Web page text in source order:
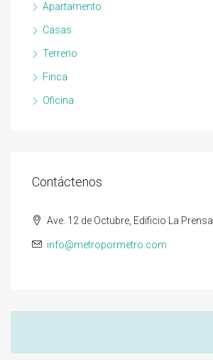
Apartamento
Casas
Terreno
Finca
Oficina
Contáctenos
Ave. 12 de Octubre, Edificio La Prensa.
info@metropormetro.com